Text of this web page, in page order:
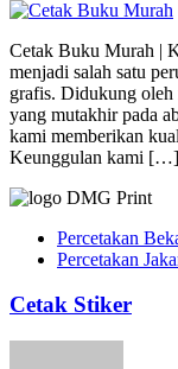
Cetak Buku Murah |
menjadi salah satu
grafis. Didukung oleh
yang mutakhir pada
kami memberikan
Keunggulan kami […]
Percetakan
Percetakan
Cetak Stiker